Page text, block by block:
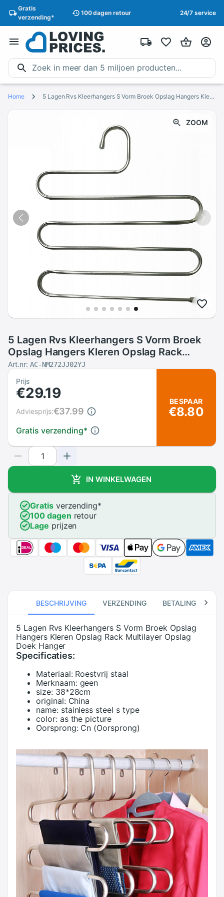
Gratis
verzending*
100 dagen retour 24/7 service
Home 5 Lagen Rvs Kleerhangers S Vorm Broek Opslag Hangers Kleren Opslag Rack Multilayer Opslag Doek Hanger
ZOOM
5 Lagen Rvs Kleerhangers S Vorm Broek
Opslag Hangers Kleren Opslag Rack
Multilayer Opslag Doek Hanger
Art.nr: AC-NM272JJ02YJ
Prijs
€29.19
Gratis verzending*
Adviesprijs:€37.99
BESPAAR
€8.80
IN WINKELWAGEN
Gratisverzending*
100 dagen retour
Lage prijzen
BESCHRIJVING VERZENDING BETALING
5 Lagen Rvs Kleerhangers S Vorm Broek Opslag
Hangers Kleren Opslag Rack Multilayer Opslag
Doek Hanger
Specificaties:
Materiaal: Roestvrij staal
Merknaam: geen
size: 38*28cm
original: China
name: stainless steel s type
color: as the picture
Oorsprong: Cn (Oorsprong)